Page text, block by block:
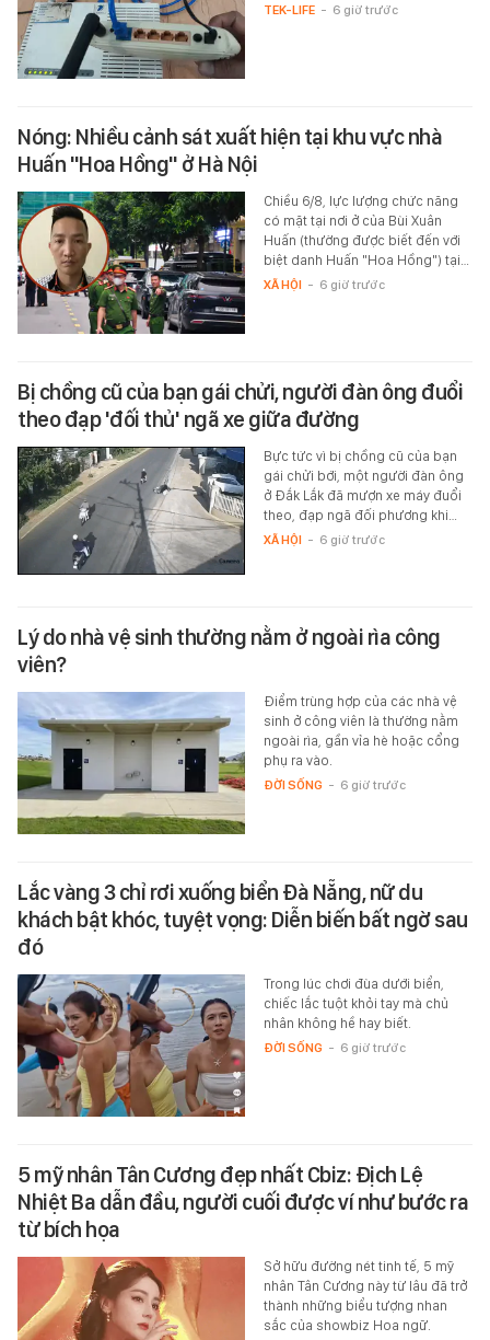
TEK-LIFE - 6 giờ trước
Nóng: Nhiều cảnh sát xuất hiện tại khu vực nhà
Huấn "Hoa Hồng" ở Hà Nội
Chiều 6/8, lực lượng chức năng
có mặt tại nơi ở của Bùi Xuân
Huấn (thường được biết đến với
biệt danh Huấn "Hoa Hồng") tại…
XÃ HỘI - 6 giờ trước
Bị chồng cũ của bạn gái chửi, người đàn ông đuổi
theo đạp 'đối thủ' ngã xe giữa đường
Bực tức vì bị chồng cũ của bạn
gái chửi bới, một người đàn ông
ở Đắk Lắk đã mượn xe máy đuổi
theo, đạp ngã đối phương khi…
XÃ HỘI - 6 giờ trước
Lý do nhà vệ sinh thường nằm ở ngoài rìa công
viên?
Điểm trùng hợp của các nhà vệ
sinh ở công viên là thường nằm
ngoài rìa, gần vỉa hè hoặc cổng
phụ ra vào.
ĐỜI SỐNG - 6 giờ trước
Lắc vàng 3 chỉ rơi xuống biển Đà Nẵng, nữ du
khách bật khóc, tuyệt vọng: Diễn biến bất ngờ sau
đó
Trong lúc chơi đùa dưới biển,
chiếc lắc tuột khỏi tay mà chủ
nhân không hề hay biết.
ĐỜI SỐNG - 6 giờ trước
5 mỹ nhân Tân Cương đẹp nhất Cbiz: Địch Lệ
Nhiệt Ba dẫn đầu, người cuối được ví như bước ra
từ bích họa
Sở hữu đường nét tinh tế, 5 mỹ
nhân Tân Cương này từ lâu đã trở
thành những biểu tượng nhan
sắc của showbiz Hoa ngữ.